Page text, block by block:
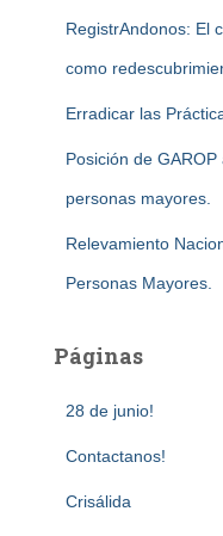
RegistrAndonos: El
como
Erradicar las
Posición de
personas mayores.
Relevamiento
Personas Mayores.
Páginas
28 de junio!
Contactanos!
Crisálida